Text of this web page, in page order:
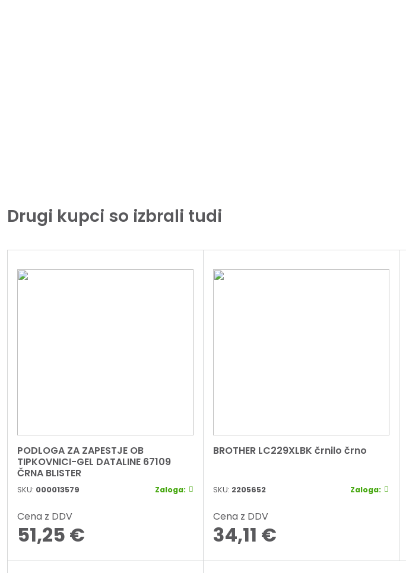
Drugi kupci so izbrali tudi
PODLOGA ZA ZAPESTJE OB
TIPKOVNICI-GEL DATALINE 67109
ČRNA BLISTER
SKU: 000013579 Zaloga:
Cena z DDV
51,25 €
BROTHER LC229XLBK črnilo črno
SKU: 2205652 Zaloga:
Cena z DDV
34,11 €